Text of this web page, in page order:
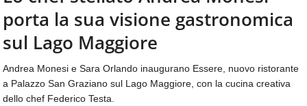
aggiornamenti
quotidiani
su
temi
come
ospitalità,
ristorazione,
CONTATTI
porta la sua visione gastronomica
sul Lago Maggiore
Andrea Monesi e Sara Orlando inaugurano Essere, nuovo ristorante
a Palazzo San Graziano sul Lago Maggiore, con la cucina creativa
dello chef Federico Testa.